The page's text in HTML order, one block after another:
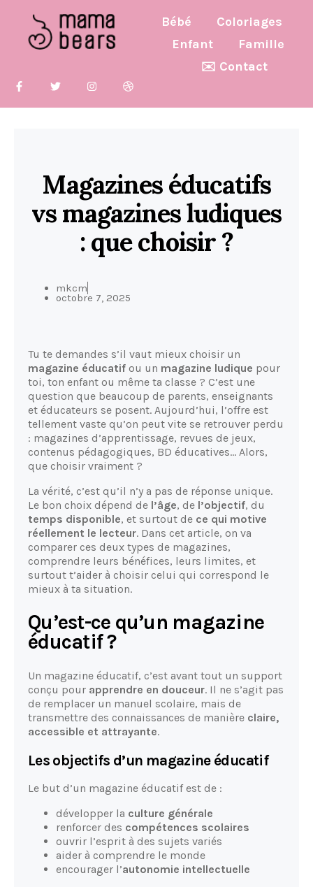
Bébé
Coloriages
Enfant
Famille
✉️ Contact
Magazines éducatifs
vs magazines ludiques
: que choisir ?
mkcm
octobre 7, 2025
Tu te demandes s’il vaut mieux choisir un
magazine éducatif ou un magazine ludique pour
toi, ton enfant ou même ta classe ? C’est une
question que beaucoup de parents, enseignants
et éducateurs se posent. Aujourd’hui, l’offre est
tellement vaste qu’on peut vite se retrouver perdu
: magazines d’apprentissage, revues de jeux,
contenus pédagogiques, BD éducatives… Alors,
que choisir vraiment ?
La vérité, c’est qu’il n’y a pas de réponse unique.
Le bon choix dépend de l’âge, de l’objectif, du
temps disponible, et surtout de ce qui motive
réellement le lecteur. Dans cet article, on va
comparer ces deux types de magazines,
comprendre leurs bénéfices, leurs limites, et
surtout t’aider à choisir celui qui correspond le
mieux à ta situation.
Qu’est-ce qu’un magazine
éducatif ?
Un magazine éducatif, c’est avant tout un support
conçu pour apprendre en douceur. Il ne s’agit pas
de remplacer un manuel scolaire, mais de
transmettre des connaissances de manière claire,
accessible et attrayante.
Les objectifs d’un magazine éducatif
Le but d’un magazine éducatif est de :
développer la culture générale
renforcer des compétences scolaires
ouvrir l’esprit à des sujets variés
aider à comprendre le monde
encourager l’autonomie intellectuelle